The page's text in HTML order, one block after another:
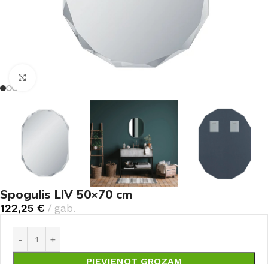
Spogulis LIV 50×70 cm
122,25 € gab.
PIEVIENOT GROZAM